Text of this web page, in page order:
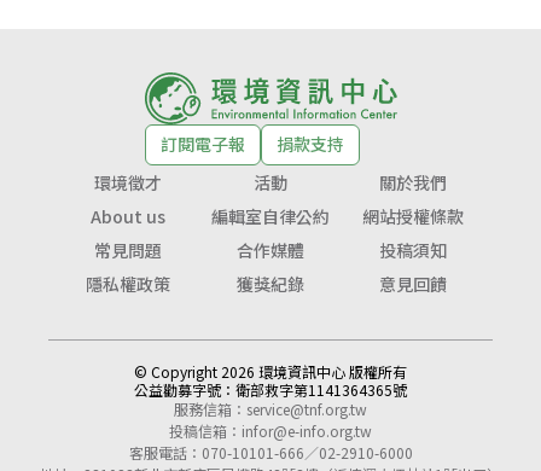
訂閱電子報
捐款支持
環境徵才
活動
關於我們
About us
編輯室自律公約
網站授權條款
常見問題
合作媒體
投稿須知
隱私權政策
獲獎紀錄 意見回饋
© Copyright 2026 環境資訊中心 版權所有
公益勸募字號： 衛部救字第1141364365號
服務信箱： service@tnf.org.tw
投稿信箱： infor@e-info.org.tw
客服電話：070-10101-666／02-2910-6000